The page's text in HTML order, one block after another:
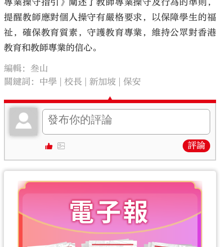
專業操守指引》闡述了教師專業操守及行為的準則，
提醒教師應對個人操守有嚴格要求，以保障學生的福
祉，確保教育質素，守護教育專業，維持公眾對香港
教育和教師專業的信心。
編輯：叁山
關鍵詞： 中學 校長 新加坡 保安
評論